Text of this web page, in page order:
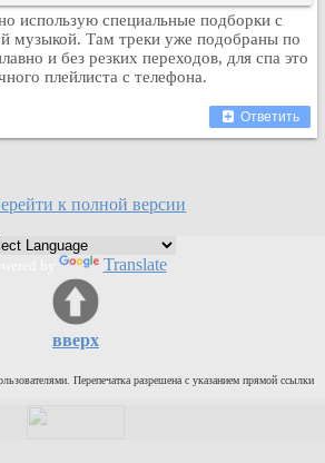
использую специальные подборки с
музыкой. Там треки уже подобраны по
и без резких переходов, для спа это
плейлиста с телефона.
Ответить
к полной версии
Translate
вверх
Перепечатка разрешена с указанием прямой ссылки